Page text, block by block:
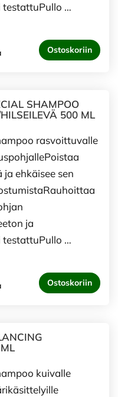
testattuPullo …
Ostoskoriin
SHAMPOO
500 ML
rasvoittuvalle
ehkäisee sen
ja
testattuPullo …
Ostoskoriin
kuivalle